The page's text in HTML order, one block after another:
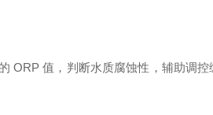
ORP 值，判断水质腐蚀性，辅助调控